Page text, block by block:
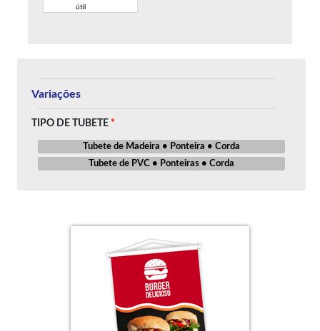
útil
Variações
TIPO DE TUBETE
Tubete de Madeira • Ponteira • Corda
Tubete de PVC • Ponteiras • Corda